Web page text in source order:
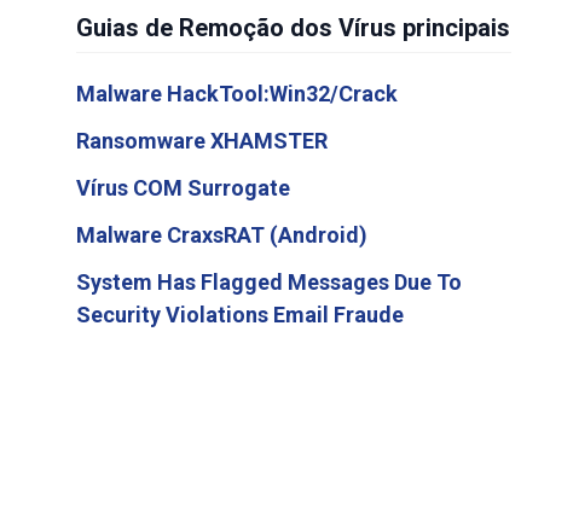
Guias de Remoção dos Vírus principais
Malware HackTool:Win32/Crack
Ransomware XHAMSTER
Vírus COM Surrogate
Malware CraxsRAT (Android)
System Has Flagged Messages Due To
Security Violations Email Fraude